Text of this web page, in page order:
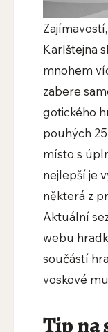
Karlštejna
mnohem
zabere
gotického
pouhých
místo s
nejlepší je
některá z
Aktuální
webu
součástí
voskové
Tip na